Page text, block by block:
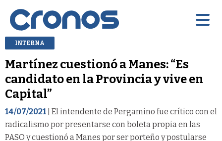
INTERNA
Martínez cuestionó a Manes: “Es
candidato en la Provincia y vive en
Capital”
14/07/2021 | El intendente de Pergamino fue crítico con el
radicalismo por presentarse con boleta propia en las
PASO y cuestionó a Manes por ser porteño y postularse